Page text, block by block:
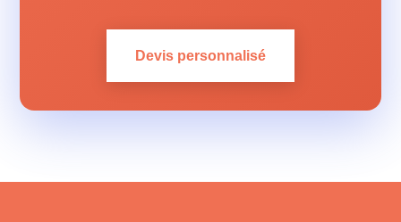
Devis personnalisé